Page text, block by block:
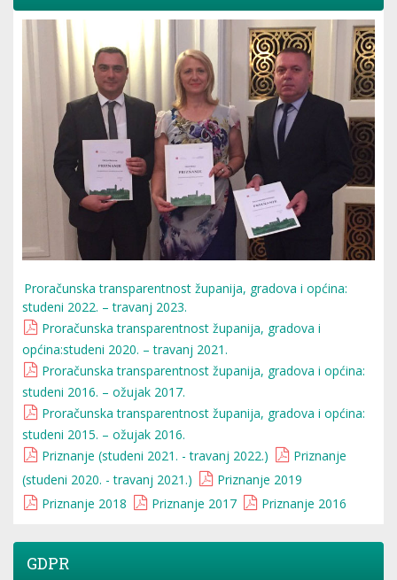
Proračunska transparentnost županija, gradova i općina:
studeni 2022. – travanj 2023.
Proračunska transparentnost županija, gradova i
općina:studeni 2020. – travanj 2021.
Proračunska transparentnost županija, gradova i općina:
studeni 2016. – ožujak 2017.
Proračunska transparentnost županija, gradova i općina:
studeni 2015. – ožujak 2016.
Priznanje (studeni 2021. - travanj 2022.)
Priznanje
(studeni 2020. - travanj 2021.)
Priznanje 2019
Priznanje 2018
Priznanje 2017 Priznanje 2016
GDPR